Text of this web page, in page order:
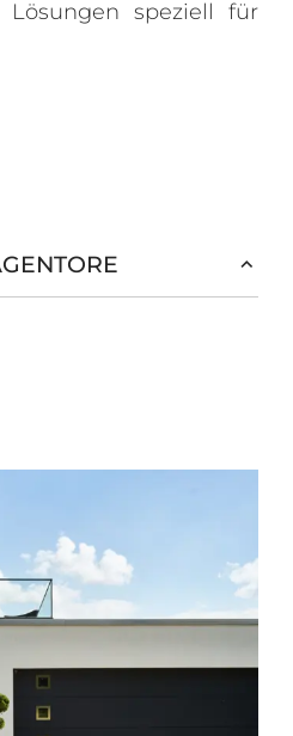
Lösungen speziell für